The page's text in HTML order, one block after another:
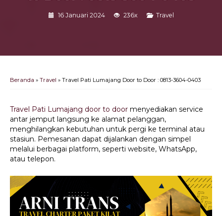
16 Januari 2024 236x Travel
Beranda » Travel » Travel Pati Lumajang Door to Door : 0813-3604-0403
Travel Pati Lumajang door to door menyediakan service
antar jemput langsung ke alamat pelanggan,
menghilangkan kebutuhan untuk pergi ke terminal atau
stasiun. Pemesanan dapat dijalankan dengan simpel
melalui berbagai platform, seperti website, WhatsApp,
atau telepon.